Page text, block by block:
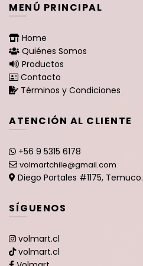
MENÚ PRINCIPAL
Home
Quiénes Somos
Productos
Contacto
Términos y Condiciones
ATENCIÓN AL CLIENTE
+56 9 5315 6178
volmartchile@gmail.com
Diego Portales #1175, Temuco.
SÍGUENOS
volmart.cl
volmart.cl